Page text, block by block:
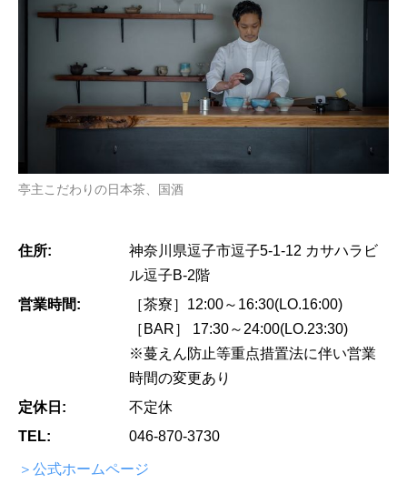
亭主こだわりの日本茶、国酒
住所:
神奈川県逗子市逗子5-1-12 カサハラビ
ル逗子B-2階
営業時間:
［茶寮］12:00～16:30(LO.16:00)
［BAR］ 17:30～24:00(LO.23:30)
※蔓えん防止等重点措置法に伴い営業
時間の変更あり
定休日:
不定休
TEL:
046-870-3730
＞公式ホームページ